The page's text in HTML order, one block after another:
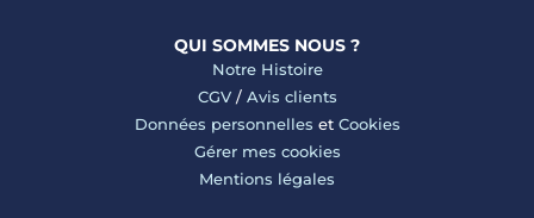
QUI SOMMES NOUS ?
Notre Histoire
CGV/ Avis clients
Données personnelles et Cookies
Gérer mes cookies
Mentions légales